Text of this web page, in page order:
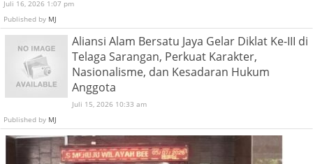
Juli 16, 2026 1:07 pm
Published by MJ
Aliansi Alam Bersatu Jaya Gelar Diklat Ke-III di
Telaga Sarangan, Perkuat Karakter,
Nasionalisme, dan Kesadaran Hukum
Anggota
Juli 15, 2026 10:33 am
Published by MJ